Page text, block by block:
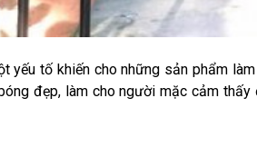
yếu tố khiến cho những sản phẩm
đẹp, làm cho người mặc cảm